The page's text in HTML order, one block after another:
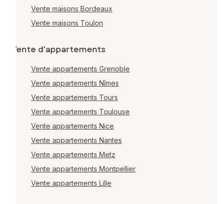
Vente maisons Bordeaux
Vente maisons Toulon
Vente d'appartements
Vente appartements Grenoble
Vente appartements Nîmes
Vente appartements Tours
Vente appartements Toulouse
Vente appartements Nice
Vente appartements Nantes
Vente appartements Metz
Vente appartements Montpellier
Vente appartements Lille